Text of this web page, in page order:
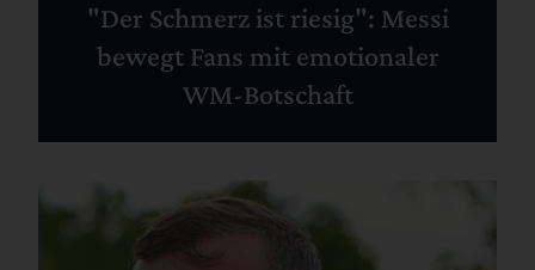
"Der Schmerz ist riesig": Messi
bewegt Fans mit emotionaler
WM-Botschaft